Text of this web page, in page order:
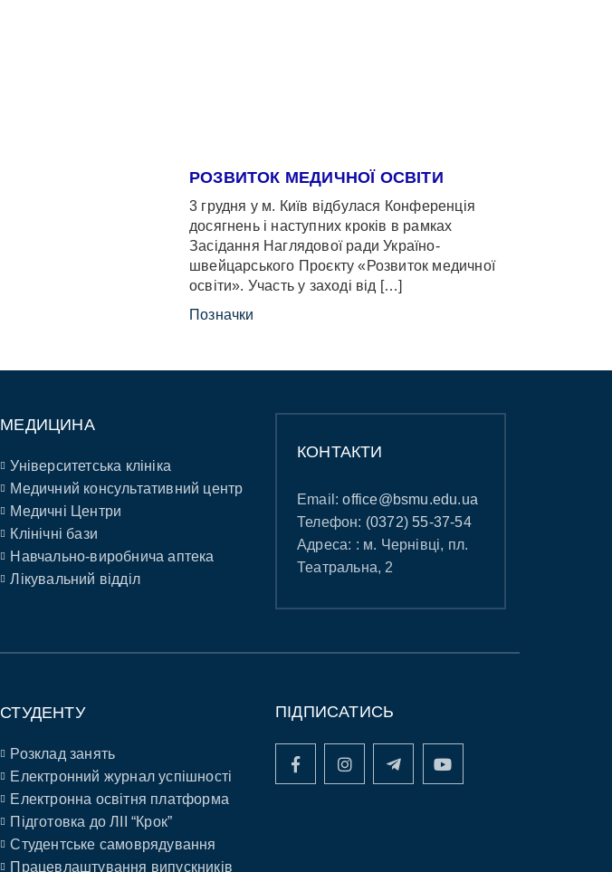
РОЗВИТОК МЕДИЧНОЇ ОСВІТИ
3 грудня у м. Київ відбулася Конференція
досягнень і наступних кроків в рамках
Засідання Наглядової ради Україно-
швейцарського Проєкту «Розвиток медичної
освіти». Участь у заході від […]
Позначки
МЕДИЦИНА
Університетська клініка
Медичний консультативний центр
Медичні Центри
Клінічні бази
Навчально-виробнича аптека
Лікувальний відділ
КОНТАКТИ
Email:office@bsmu.edu.ua
Телефон: (0372) 55-37-54
Адреса: : м. Чернівці, пл.
Театральна, 2
СТУДЕНТУ
Розклад занять
Електронний журнал успішності
Електронна освітня платформа
Підготовка до ЛІІ “Крок”
Студентське самоврядування
Працевлаштування випускників
ПІДПИСАТИСЬ